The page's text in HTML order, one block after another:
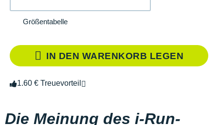
Größentabelle
IN DEN WARENKORB LEGEN
1.60 € Treuevorteil
Die Meinung des i-Run-